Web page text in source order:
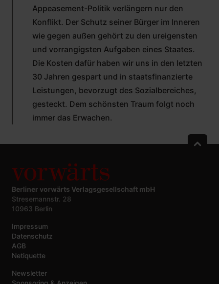
Appeasement-Politik verlängern nur den
Konflikt. Der Schutz seiner Bürger im Inneren
wie gegen außen gehört zu den ureigensten
und vorrangigsten Aufgaben eines Staates.
Die Kosten dafür haben wir uns in den letzten
30 Jahren gespart und in staatsfinanzierte
Leistungen, bevorzugt des Sozialbereiches,
gesteckt. Dem schönsten Traum folgt noch
immer das Erwachen.
Berliner vorwärts Verlagsgesellschaft mbH
Stresemannstr. 28
10963 Berlin
Impressum
Datenschutz
AGB
Netiquette
Newsletter